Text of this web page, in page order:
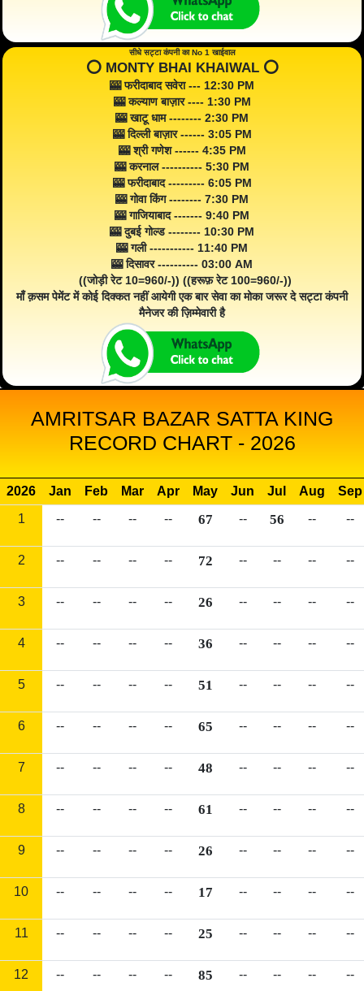
सीधे सट्टा कंपनी का No 1 खाईवाल
⭕️ MONTY BHAI KHAIWAL ⭕️
🎰 फरीदाबाद सवेरा --- 12:30 PM
🎰 कल्याण बाज़ार ---- 1:30 PM
🎰 खाटू धाम -------- 2:30 PM
🎰 दिल्ली बाज़ार ------ 3:05 PM
🎰 श्री गणेश ------ 4:35 PM
🎰 करनाल ---------- 5:30 PM
🎰 फरीदाबाद --------- 6:05 PM
🎰 गोवा किंग -------- 7:30 PM
🎰 गाजियाबाद ------- 9:40 PM
🎰 दुबई गोल्ड -------- 10:30 PM
🎰 गली ----------- 11:40 PM
🎰 दिसावर ---------- 03:00 AM
((जोड़ी रेट 10=960/-)) ((हरूफ़ रेट 100=960/-))
माँ क़सम पेमेंट में कोई दिक्कत नहीं आयेगी एक बार सेवा का मोका जरूर दे सट्टा कंपनी
मैनेजर की ज़िम्मेवारी है
AMRITSAR BAZAR SATTA KING
RECORD CHART - 2026
2026 Jan Feb Mar Apr May Jun Jul Aug
Sep
1
-- -- -- -- 67 -- 56 -- --
2 -- -- -- -- 72 -- -- -- --
3 -- -- -- -- 26 -- -- -- --
4 -- -- -- -- 36 -- -- -- --
5 -- -- -- -- 51 -- -- -- --
6 -- -- -- -- 65 -- -- -- --
7 -- -- -- -- 48 -- -- -- --
8 -- -- -- -- 61 -- -- -- --
9 -- -- -- -- 26 -- -- -- --
10 -- -- -- -- 17 -- -- -- --
11 -- -- -- -- 25 -- -- -- --
12 -- -- -- -- 85 -- -- -- --